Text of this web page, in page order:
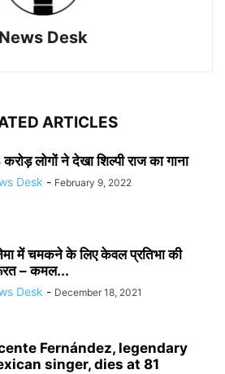
News Desk
ARTICLES
लोगों ने देखा शिल्पी राज का गाना
Desk - February 9, 2022
में चमकने के लिए केवल प्रतिभा की
– कमल...
Desk - December 18, 2021
Fernández, legendary
singer, dies at 81